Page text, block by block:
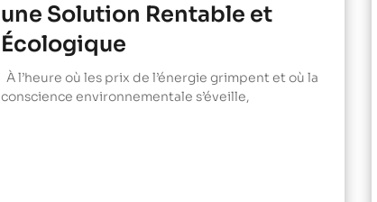
une Solution Rentable et
Écologique
À l’heure où les prix de l’énergie grimpent et où la
conscience environnementale s’éveille,